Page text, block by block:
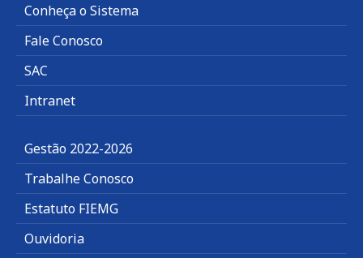
Conheça o Sistema
Fale Conosco
SAC
Intranet
Gestão 2022-2026
Trabalhe Conosco
Estatuto FIEMG
Ouvidoria